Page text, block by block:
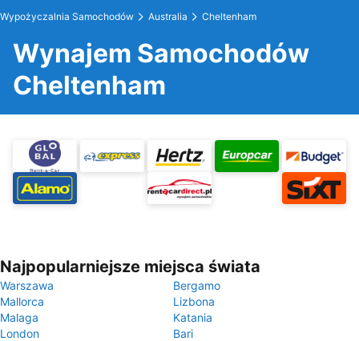
Wypożyczalnia Samochodów Australia Cheltenham
Wynajem Samochodów
Cheltenham
Najpopularniejsze miejsca świata
Warszawa
Bergamo
Mallorca
Lizbona
Malaga
Katania
London
Bari